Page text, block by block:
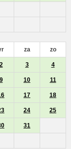
za zo
2 3 4
9 10 11
17 18
24 25
31